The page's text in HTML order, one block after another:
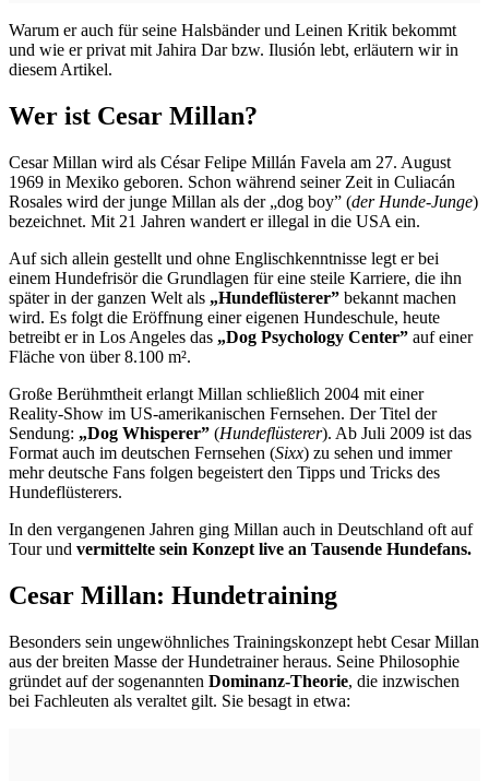
Warum er auch für seine Halsbänder und Leinen Kritik bekommt
und wie er privat mit Jahira Dar bzw. Ilusión lebt, erläutern wir in
diesem Artikel.
Wer ist Cesar Millan?
Cesar Millan wird als César Felipe Millán Favela am 27. August
1969 in Mexiko geboren. Schon während seiner Zeit in Culiacán
Rosales wird der junge Millan als der „dog boy” (der Hunde-Junge)
bezeichnet. Mit 21 Jahren wandert er illegal in die USA ein.
Auf sich allein gestellt und ohne Englischkenntnisse legt er bei
einem Hundefrisör die Grundlagen für eine steile Karriere, die ihn
später in der ganzen Welt als „Hundeflüsterer” bekannt machen
wird. Es folgt die Eröffnung einer eigenen Hundeschule, heute
betreibt er in Los Angeles das „Dog Psychology Center” auf einer
Fläche von über 8.100 m².
Große Berühmtheit erlangt Millan schließlich 2004 mit einer
Reality-Show im US-amerikanischen Fernsehen. Der Titel der
Sendung: „Dog Whisperer” (Hundeflüsterer). Ab Juli 2009 ist das
Format auch im deutschen Fernsehen (Sixx) zu sehen und immer
mehr deutsche Fans folgen begeistert den Tipps und Tricks des
Hundeflüsterers.
In den vergangenen Jahren ging Millan auch in Deutschland oft auf
Tour und vermittelte sein Konzept live an Tausende Hundefans.
Cesar Millan: Hundetraining
Besonders sein ungewöhnliches Trainingskonzept hebt Cesar Millan
aus der breiten Masse der Hundetrainer heraus. Seine Philosophie
gründet auf der sogenannten Dominanz-Theorie, die inzwischen
bei Fachleuten als veraltet gilt. Sie besagt in etwa: